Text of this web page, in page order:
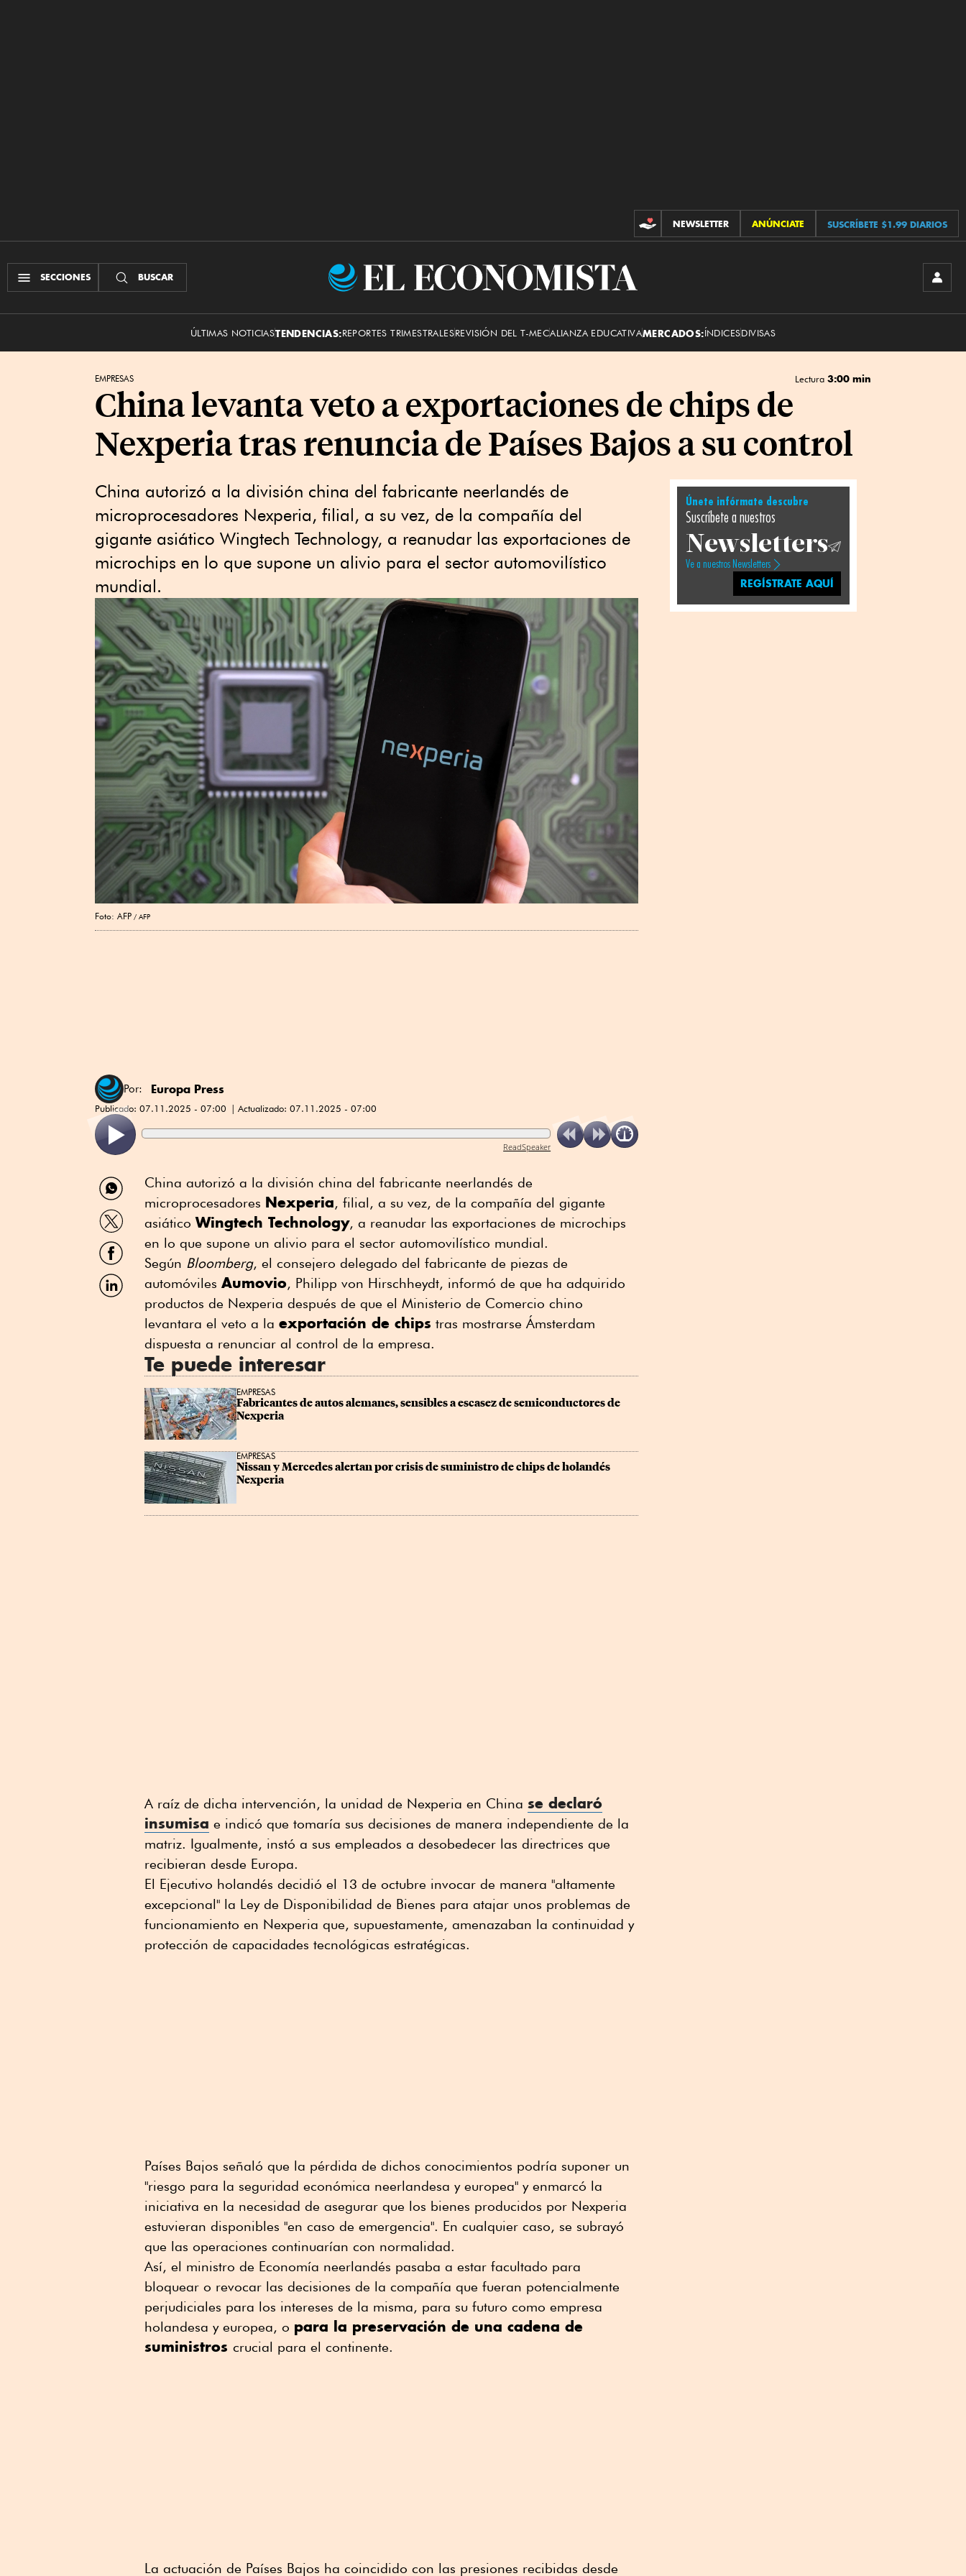
CONTRIBUCIONES
NEWSLETTER ANÚNCIATE SUSCRÍBETE $1.99 DIARIOS
SECCIONES BUSCAR
El
ÚLTIMAS NOTICIASTENDENCIAS:REPORTES TRIMESTRALESREVISIÓN DEL T-MECALIANZA EDUCATIVAMERCADOS:ÍNDICESDIVISAS
EMPRESAS Lectura 3:00 min
China levanta veto a exportaciones de chips de
Nexperia tras renuncia de Países Bajos a su control
China autorizó a la división china del fabricante neerlandés de
microprocesadores Nexperia, filial, a su vez, de la compañía del
gigante asiático Wingtech Technology, a reanudar las exportaciones de
microchips en lo que supone un alivio para el sector automovilístico
mundial.
Foto: AFP AFP
Por: Europa Press
Publicado: 07.11.2025 - 07:00 Actualizado: 07.11.2025 - 07:00
ReadSpeaker
Compartir
por
WhatsApp
Compartir
por
Twitter
Compartir
por
Facebook
Compartir
por
China autorizó a la división china del fabricante neerlandés de
microprocesadores Nexperia, filial, a su vez, de la compañía del gigante
asiáticoWingtech Technology, a reanudar las exportaciones de microchips
en lo que supone un alivio para el sector automovilístico mundial.
Según Bloomberg, el consejero delegado del fabricante de piezas de
automóviles Aumovio, Philipp von Hirschheydt, informó de que ha adquirido
productos de Nexperia después de que el Ministerio de Comercio chino
levantara el veto a la exportación de chips tras mostrarse Ámsterdam
dispuesta a renunciar al control de la empresa.
Te puede interesar
EMPRESAS
Fabricantes de autos alemanes, sensibles a escasez de semiconductores de
Nexperia
EMPRESAS
Nissan y Mercedes alertan por crisis de suministro de chips de holandés
Nexperia
A raíz de dicha intervención, la unidad de Nexperia en China se declaró
insumisa e indicó que tomaría sus decisiones de manera independiente de la
matriz. Igualmente, instó a sus empleados a desobedecer las directrices que
recibieran desde Europa.
El Ejecutivo holandés decidió el 13 de octubre invocar de manera "altamente
excepcional" la Ley de Disponibilidad de Bienes para atajar unos problemas de
funcionamiento en Nexperia que, supuestamente, amenazaban la continuidad y
protección de capacidades tecnológicas estratégicas.
Países Bajos señaló que la pérdida de dichos conocimientos podría suponer un
"riesgo para la seguridad económica neerlandesa y europea" y enmarcó la
iniciativa en la necesidad de asegurar que los bienes producidos por Nexperia
estuvieran disponibles "en caso de emergencia". En cualquier caso, se subrayó
que las operaciones continuarían con normalidad.
Así, el ministro de Economía neerlandés pasaba a estar facultado para
bloquear o revocar las decisiones de la compañía que fueran potencialmente
perjudiciales para los intereses de la misma, para su futuro como empresa
holandesa y europea, o para la preservación de una cadena de
suministros crucial para el continente.
La actuación de Países Bajos ha coincidido con las presiones recibidas desde
Únete infórmate descubre
Suscríbete a nuestros
Newsletters
Ve a nuestros Newsletters
REGÍSTRATE AQUÍ